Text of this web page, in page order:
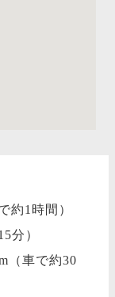
約1時間）
分）
（車で約30